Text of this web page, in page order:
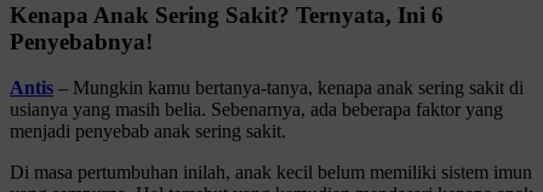
Kenapa Anak Sering Sakit? Ternyata, Ini 6
Penyebabnya!
Antis – Mungkin kamu bertanya-tanya, kenapa anak sering sakit di
usianya yang masih belia. Sebenarnya, ada beberapa faktor yang
menjadi penyebab anak sering sakit.
Di masa pertumbuhan inilah, anak kecil belum memiliki sistem imun